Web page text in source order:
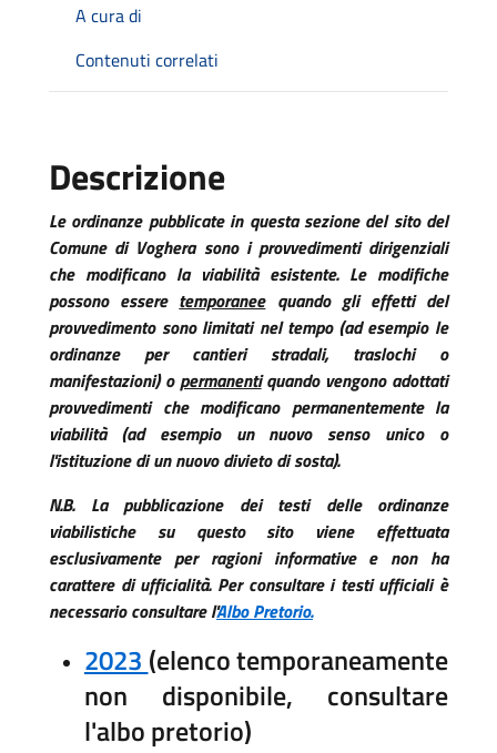
A cura di
Contenuti correlati
Descrizione
Le ordinanze pubblicate in questa sezione del sito del
Comune di Voghera sono i provvedimenti dirigenziali
che modificano la viabilità esistente. Le modifiche
possono essere temporaneequando gli effetti del
provvedimento sono limitati nel tempo (ad esempio le
ordinanze per cantieri stradali, traslochi o
manifestazioni) o permanentiquando vengono adottati
provvedimenti che modificano permanentemente la
viabilità (ad esempio un nuovo senso unico o
l'istituzione di un nuovo divieto di sosta).
N.B. La pubblicazione dei testi delle ordinanze
viabilistiche su questo sito viene effettuata
esclusivamente per ragioni informative e non ha
carattere di ufficialità. Per consultare i testi ufficiali è
necessario consultare l'Albo Pretorio.
2023 (elenco temporaneamente
non disponibile, consultare
l'albo pretorio)